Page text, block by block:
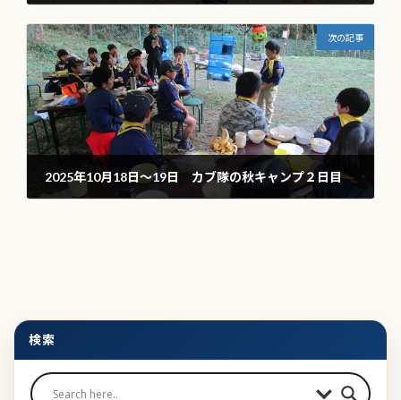
次の記事
2025年10月18日～19日 カブ隊の秋キャンプ２日目
検索